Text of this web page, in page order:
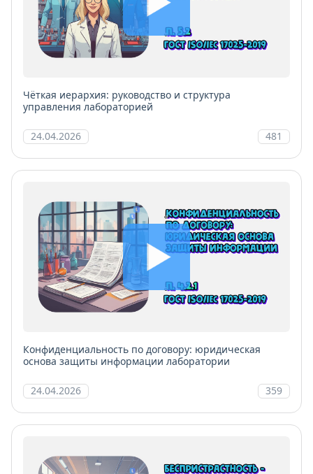
Чёткая иерархия: руководство и структура
управления лабораторией
24.04.2026 481
Конфиденциальность по договору: юридическая
основа защиты информации лаборатории
24.04.2026 359